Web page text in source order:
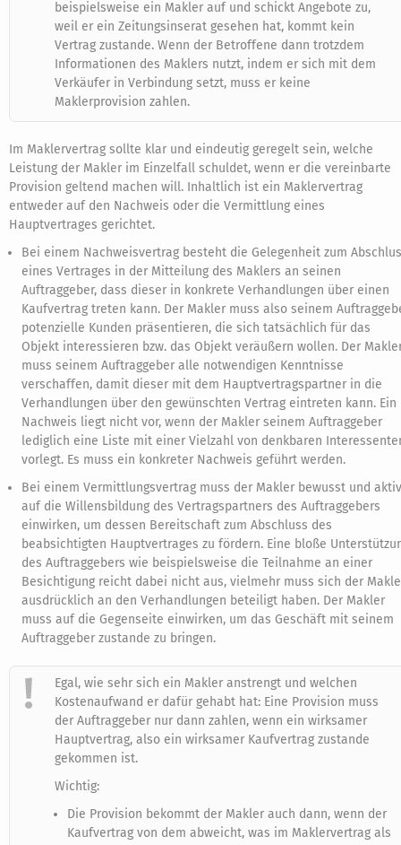
beispielsweise ein Makler auf und schickt Angebote zu,
weil er ein Zeitungsinserat gesehen hat, kommt kein
Vertrag zustande. Wenn der Betroffene dann trotzdem
Informationen des Maklers nutzt, indem er sich mit dem
Verkäufer in Verbindung setzt, muss er keine
Maklerprovision zahlen.
Im Maklervertrag sollte klar und eindeutig geregelt sein, welche
Leistung der Makler im Einzelfall schuldet, wenn er die vereinbarte
Provision geltend machen will. Inhaltlich ist ein Maklervertrag
entweder auf den Nachweis oder die Vermittlung eines
Hauptvertrages gerichtet.
Bei einem Nachweisvertrag besteht die Gelegenheit zum
eines Vertrages in der Mitteilung des Maklers an seinen
Auftraggeber, dass dieser in konkrete Verhandlungen über einen
Kaufvertrag treten kann. Der Makler muss also seinem
potenzielle Kunden präsentieren, die sich tatsächlich für das
Objekt interessieren bzw. das Objekt veräußern wollen. Der
muss seinem Auftraggeber alle notwendigen Kenntnisse
verschaffen, damit dieser mit dem Hauptvertragspartner in die
Verhandlungen über den gewünschten Vertrag eintreten kann. Ein
Nachweis liegt nicht vor, wenn der Makler seinem Auftraggeber
lediglich eine Liste mit einer Vielzahl von denkbaren
vorlegt. Es muss ein konkreter Nachweis geführt werden.
Bei einem Vermittlungsvertrag muss der Makler bewusst und aktiv
auf die Willensbildung des Vertragspartners des Auftraggebers
einwirken, um dessen Bereitschaft zum Abschluss des
beabsichtigten Hauptvertrages zu fördern. Eine bloße
des Auftraggebers wie beispielsweise die Teilnahme an einer
Besichtigung reicht dabei nicht aus, vielmehr muss sich der
ausdrücklich an den Verhandlungen beteiligt haben. Der Makler
muss auf die Gegenseite einwirken, um das Geschäft mit seinem
Auftraggeber zustande zu bringen.
Egal, wie sehr sich ein Makler anstrengt und welchen
Kostenaufwand er dafür gehabt hat: Eine Provision muss
der Auftraggeber nur dann zahlen, wenn ein wirksamer
Hauptvertrag, also ein wirksamer Kaufvertrag zustande
gekommen ist.
Wichtig:
Die Provision bekommt der Makler auch dann, wenn der
Kaufvertrag von dem abweicht, was im Maklervertrag als